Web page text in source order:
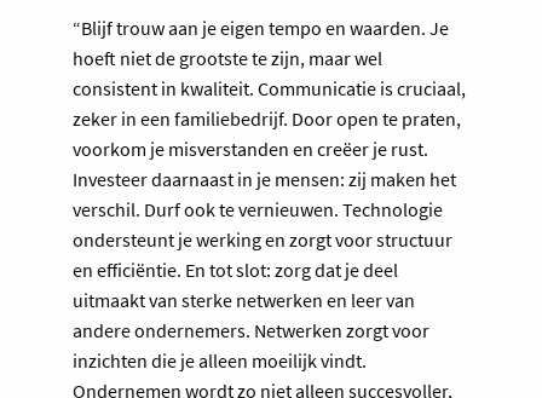
“Blijf trouw aan je eigen tempo en waarden. Je
hoeft niet de grootste te zijn, maar wel
consistent in kwaliteit. Communicatie is cruciaal,
zeker in een familiebedrijf. Door open te praten,
voorkom je misverstanden en creëer je rust.
Investeer daarnaast in je mensen: zij maken het
verschil. Durf ook te vernieuwen. Technologie
ondersteunt je werking en zorgt voor structuur
en efficiëntie. En tot slot: zorg dat je deel
uitmaakt van sterke netwerken en leer van
andere ondernemers. Netwerken zorgt voor
inzichten die je alleen moeilijk vindt.
Ondernemen wordt zo niet alleen succesvoller,